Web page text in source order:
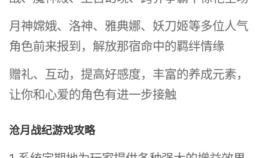
月神嫦娥、洛神、雅典娜、妖刀姬等多位人气
角色前来报到，解放那宿命中的羁绊情缘
赠礼、互动，提高好感度，丰富的养成元素，
让你和心爱的角色有进一步接触
沧月战纪游戏攻略